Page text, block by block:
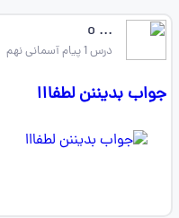
... o
درس 1 پیام آسمانی نهم
جواب بدیننن لطفااا